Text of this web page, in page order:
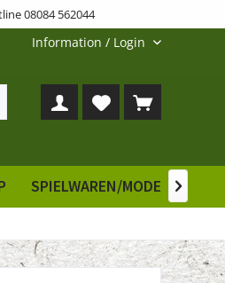
08084 562044
Information / Login
SPIELWAREN/MODELLE
